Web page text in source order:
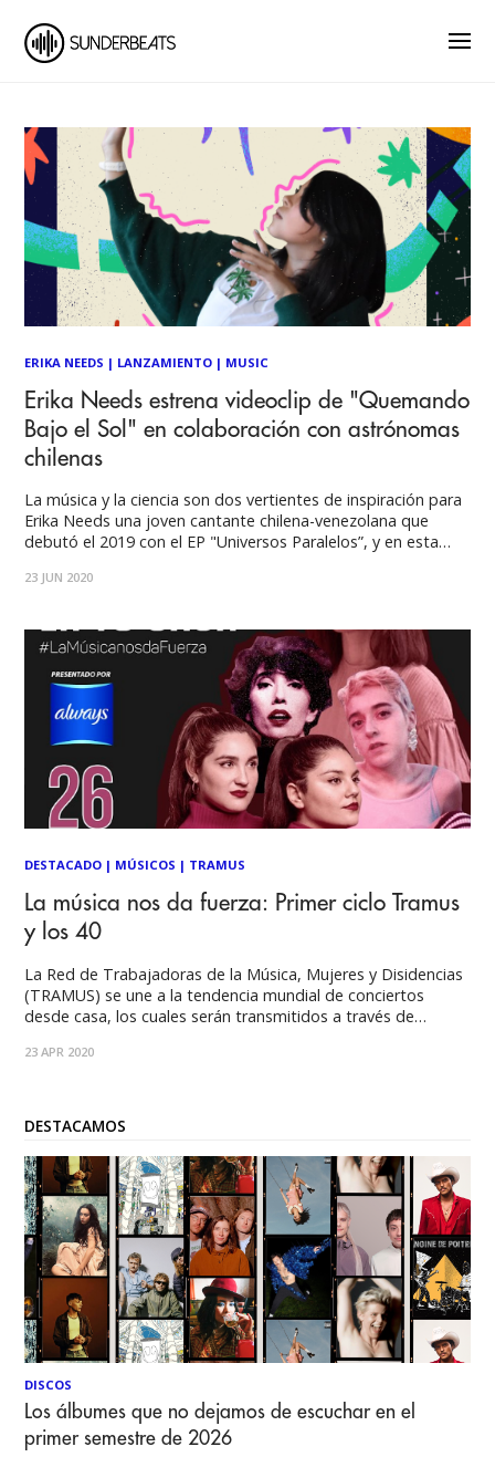
ERIKA NEEDS | LANZAMIENTO | MUSIC
Erika Needs estrena videoclip de "Quemando
Bajo el Sol" en colaboración con astrónomas
chilenas
La música y la ciencia son dos vertientes de inspiración para
Erika Needs una joven cantante chilena-venezolana que
debutó el 2019 con el EP "Universos Paralelos”, y en esta
Bajo el Sol" el cual ya está disponible en YouTube. El
23 JUN 2020
DESTACADO | MÚSICOS | TRAMUS
La música nos da fuerza: Primer ciclo Tramus
y los 40
La Red de Trabajadoras de la Música, Mujeres y Disidencias
(TRAMUS) se une a la tendencia mundial de conciertos
desde casa, los cuales serán transmitidos a través de
Chile. Debido a la contingencia mundial se desarrollan cada
23 APR 2020
DESTACAMOS
DISCOS
Los álbumes que no dejamos de escuchar en el
primer semestre de 2026